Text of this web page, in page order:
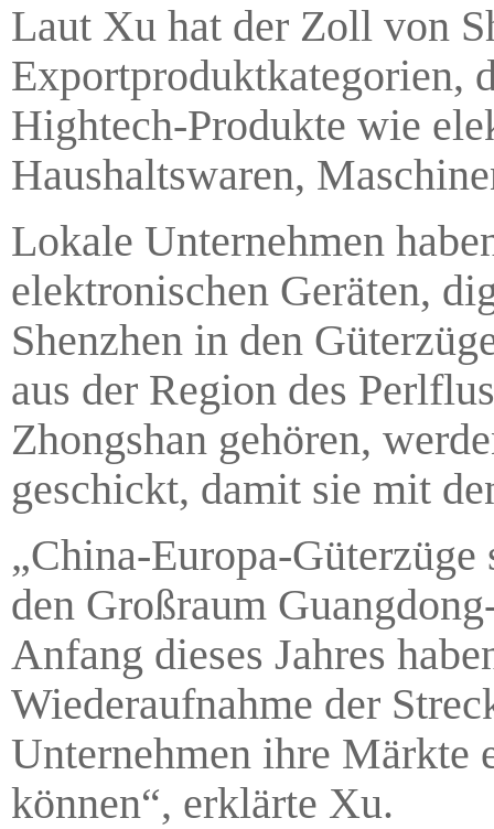
Laut Xu hat der Zoll von
Exportproduktkategorien,
Hightech-Produkte wie
Haushaltswaren,
Lokale Unternehmen
elektronischen Geräten,
Shenzhen in den
aus der Region des
Zhongshan gehören,
geschickt, damit sie mit
„China-Europa-
den Großraum
Anfang dieses Jahres
Wiederaufnahme der
Unternehmen ihre Märkte
können“, erklärte Xu.